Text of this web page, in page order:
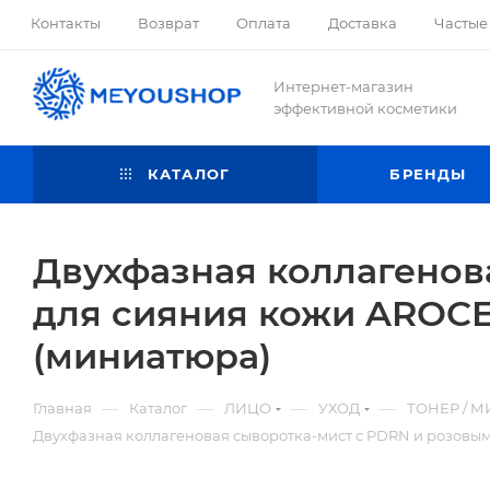
Контакты Возврат Оплата Доставка
Интернет-магазин
эффективной косметики
КАТАЛОГ БРЕНДЫ
Двухфазная
для сияния кожи
(миниатюра)
Главная — Каталог — ЛИЦО — УХОД — ТОНЕР /
Двухфазная коллагеновая сыворотка-мист с PDRN и